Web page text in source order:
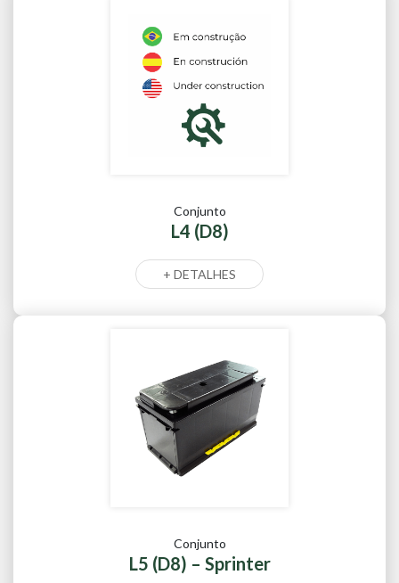
Conjunto
L4 (D8)
+ DETALHES
Conjunto
L5 (D8) – Sprinter